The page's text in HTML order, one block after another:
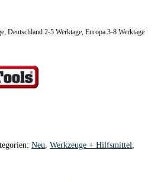
Deutschland 2-5 Werktage, Europa 3-8 Werktage
Neu Werkzeuge + Hilfsmittel